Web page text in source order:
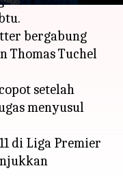
bergabung
Thomas Tuchel
setelah
menyusul
di Liga Premier